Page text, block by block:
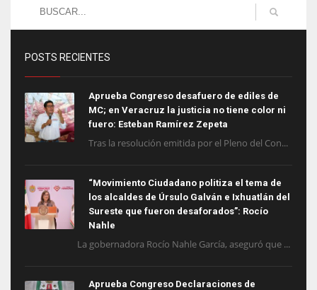
POSTS RECIENTES
Aprueba Congreso desafuero de ediles de
MC; en Veracruz la justicia no tiene color ni
fuero: Esteban Ramírez Zepeta
Tras la resolución emitida por el Pleno del Con...
“Movimiento Ciudadano politiza el tema de
los alcaldes de Úrsulo Galván e Ixhuatlán del
Sureste que fueron desaforados”: Rocío
Nahle
La gobernadora Rocío Nahle García, aseguró que ...
Aprueba Congreso Declaraciones de